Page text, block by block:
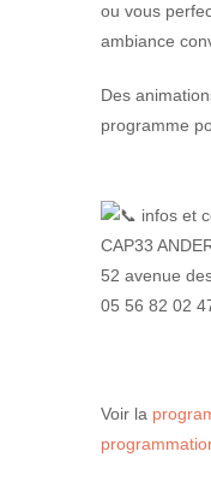
ou vous
ambiance
Des
programme
infos et
CAP33
52 avenue
05 56 82 02
Voir la